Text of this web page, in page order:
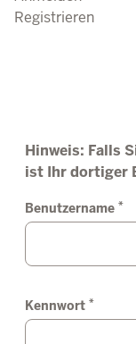
Registrieren
Hinweis: Falls
ist Ihr dortiger
Benutzername *
Kennwort *